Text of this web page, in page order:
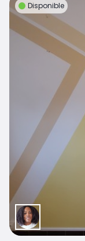
Disponible